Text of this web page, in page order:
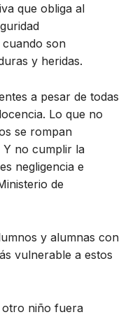
que obliga al
cuando son
y heridas.
a pesar de todas
Lo que no
se rompan
Y no cumplir la
negligencia e
de
y alumnas con
vulnerable a estos
otro niño fuera